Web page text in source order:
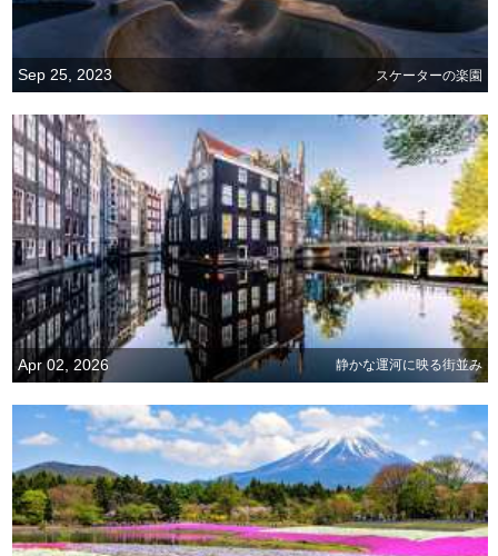
Sep 25, 2023 スケーターの楽園
Apr 02, 2026 静かな運河に映る街並み